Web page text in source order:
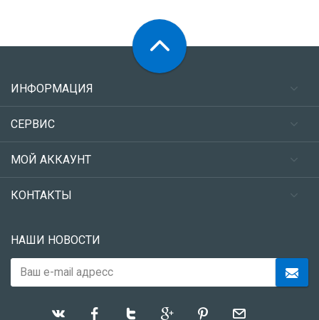
ИНФОРМАЦИЯ
СЕРВИС
МОЙ АККАУНТ
КОНТАКТЫ
НАШИ НОВОСТИ